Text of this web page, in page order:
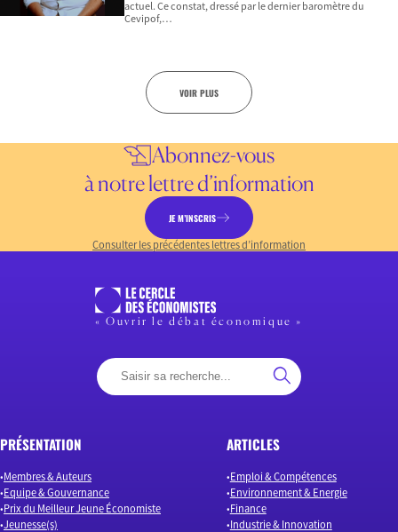
actuel. Ce constat, dressé par le dernier baromètre du
Cevipof,…
VOIR PLUS
Abonnez-vous
à notre lettre d’information
JE M’INSCRIS
Consulter les précédentes lettres d’information
« Ouvrir le débat économique »
PRÉSENTATION
Membres & Auteurs
Equipe & Gouvernance
Prix du Meilleur Jeune Économiste
Jeunesse(s)
ARTICLES
Emploi & Compétences
Environnement & Energie
Finance
Industrie & Innovation